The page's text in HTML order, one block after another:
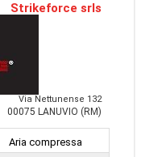
Strikeforce srls
Via Nettunense 132
00075 LANUVIO (RM)
Aria compressa